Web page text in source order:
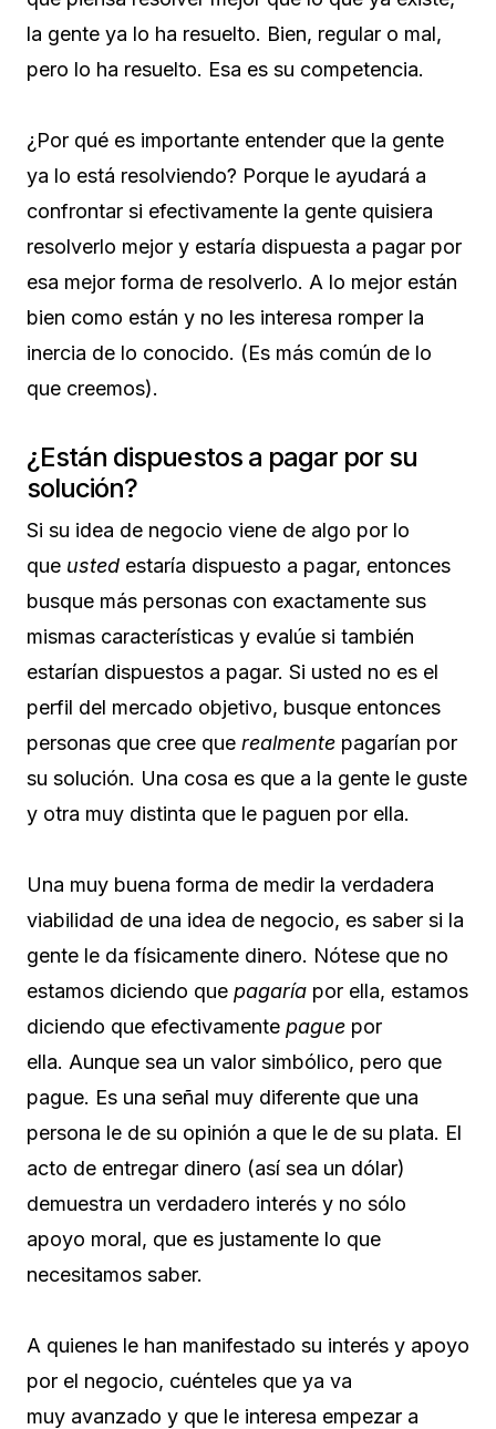
la gente ya lo ha resuelto. Bien, regular o mal,
pero lo ha resuelto. Esa es su competencia.
¿Por qué es importante entender que la gente
ya lo está resolviendo? Porque le ayudará a
confrontar si efectivamente la gente quisiera
resolverlo mejor y estaría dispuesta a pagar por
esa mejor forma de resolverlo. A lo mejor están
bien como están y no les interesa romper la
inercia de lo conocido. (Es más común de lo
que creemos).
¿Están dispuestos a pagar por su
solución?
Si su idea de negocio viene de algo por lo
que usted estaría dispuesto a pagar, entonces
busque más personas con exactamente sus
mismas características y evalúe si también
estarían dispuestos a pagar. Si usted no es el
perfil del mercado objetivo, busque entonces
personas que cree que realmente pagarían por
su solución. Una cosa es que a la gente le guste
y otra muy distinta que le paguen por ella.
Una muy buena forma de medir la verdadera
viabilidad de una idea de negocio, es saber si la
gente le da físicamente dinero. Nótese que no
estamos diciendo que pagaría por ella, estamos
diciendo que efectivamente pague por
ella. Aunque sea un valor simbólico, pero que
pague. Es una señal muy diferente que una
persona le de su opinión a que le de su plata. El
acto de entregar dinero (así sea un dólar)
demuestra un verdadero interés y no sólo
apoyo moral, que es justamente lo que
necesitamos saber.
A quienes le han manifestado su interés y apoyo
por el negocio, cuénteles que ya va
muy avanzado y que le interesa empezar a